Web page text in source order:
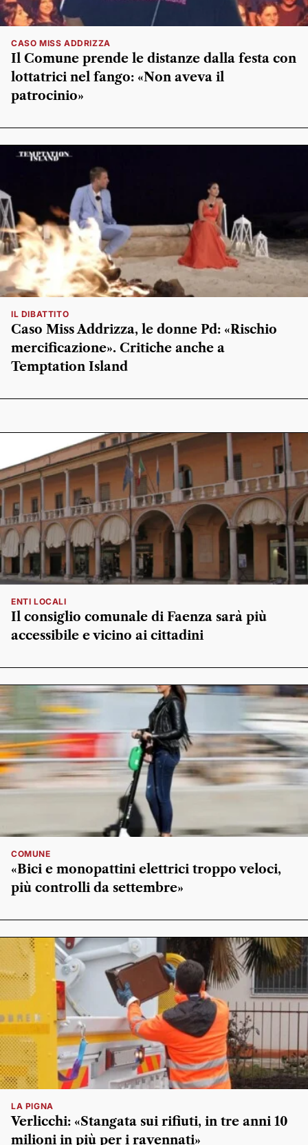
CASO MISS ADDRIZZA
Il Comune prende le distanze dalla festa con
lottatrici nel fango: «Non aveva il
patrocinio»
IL DIBATTITO
Caso Miss Addrizza, le donne Pd: «Rischio
mercificazione». Critiche anche a
Temptation Island
ENTI LOCALI
Il consiglio comunale di Faenza sarà più
accessibile e vicino ai cittadini
COMUNE
«Bici e monopattini elettrici troppo veloci,
più controlli da settembre»
LA PIGNA
Verlicchi: «Stangata sui rifiuti, in tre anni 10
milioni in più per i ravennati»